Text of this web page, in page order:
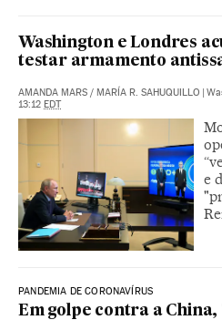
Washington e Londres
testar armamento
AMANDA MARS / MARÍA R. SAHUQUILLO |
13:12 EDT
e
PANDEMIA DE CORONAVÍRUS
Em golpe contra a